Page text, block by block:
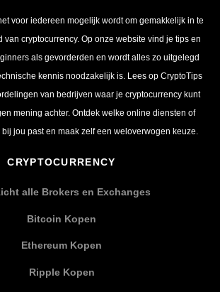
voor iedereen mogelijk wordt om gemakkelijk in te
van cryptocurrency. Op onze website vind je tips en
als gevorderden en wordt alles zo uitgelegd
kennis noodzakelijk is. Lees op CryptoTips
van bedrijven waar je cryptocurrency kunt
mening achter. Ontdek welke online diensten of
jou past en maak zelf een weloverwogen keuze.
CRYPTOCURRENCY
alle Brokers en Exchanges
Bitcoin Kopen
Ethereum Kopen
Ripple Kopen